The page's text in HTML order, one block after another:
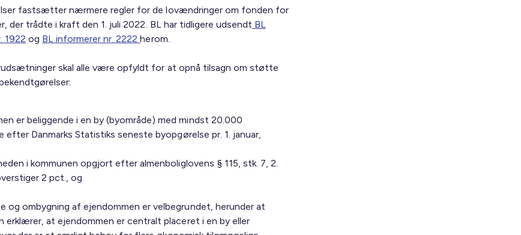
fastsætter nærmere regler for de lovændringer om fonden for
der trådte i kraft den 1. juli 2022. BL har tidligere udsendt BL
1922 og BL informerer nr. 2222herom.
skal alle være opfyldt for at opnå tilsagn om støtte
er beliggende i en by (byområde) med mindst 20.000
efter Danmarks Statistiks seneste byopgørelse pr. 1. januar,
i kommunen opgjort efter almenboliglovens § 115, stk. 7, 2.
2 pct., og
og ombygning af ejendommen er velbegrundet, herunder at
erklærer, at ejendommen er centralt placeret i en by eller